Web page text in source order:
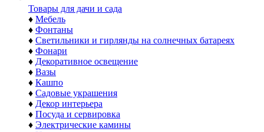
Товары для дачи и сада
♦ Мебель
♦ Фонтаны
♦ Светильники и гирлянды на солнечных батареях
♦ Фонари
♦ Декоративное освещение
♦ Вазы
♦ Кашпо
♦ Садовые украшения
♦ Декор интерьера
♦ Посуда и сервировка
♦ Электрические камины